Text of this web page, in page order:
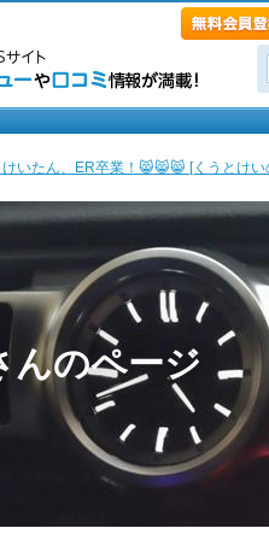
いたん、ER卒業！😸😸😸 [くうとけい
んのページ